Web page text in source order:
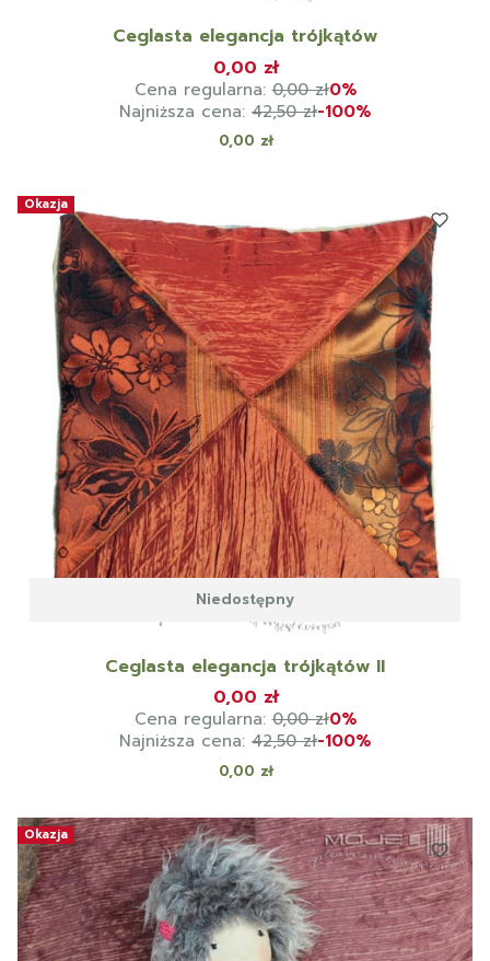
Ceglasta elegancja trójkątów
0,00 zł
Cena regularna: 0,00 zł0%
Najniższa cena: 42,50 zł-100%
Cena
0,00 zł
Okazja
Niedostępny
Ceglasta elegancja trójkątów II
0,00 zł
Cena regularna: 0,00 zł0%
Najniższa cena: 42,50 zł-100%
Cena
0,00 zł
Okazja